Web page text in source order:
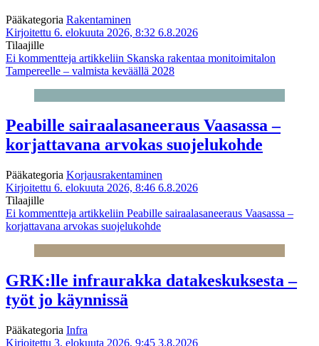
Pääkategoria Rakentaminen
Kirjoitettu 6. elokuuta 2026, 8:32 6.8.2026
Tilaajille
Ei kommentteja artikkeliin Skanska rakentaa monitoimitalon
Tampereelle – valmista keväällä 2028
Peabille sairaalasaneeraus Vaasassa –
korjattavana arvokas suojelukohde
Pääkategoria Korjausrakentaminen
Kirjoitettu 6. elokuuta 2026, 8:46 6.8.2026
Tilaajille
Ei kommentteja artikkeliin Peabille sairaalasaneeraus Vaasassa –
korjattavana arvokas suojelukohde
GRK:lle infraurakka datakeskuksesta –
työt jo käynnissä
Pääkategoria Infra
Kirjoitettu 3. elokuuta 2026, 9:45 3.8.2026